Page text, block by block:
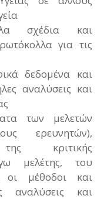
σχέδια και
για τις
δεδομένα και
αναλύσεις και
των μελετών
ερευνητών),
της κριτικής
μελέτης, του
οι μέθοδοι και
αναλύσεις και